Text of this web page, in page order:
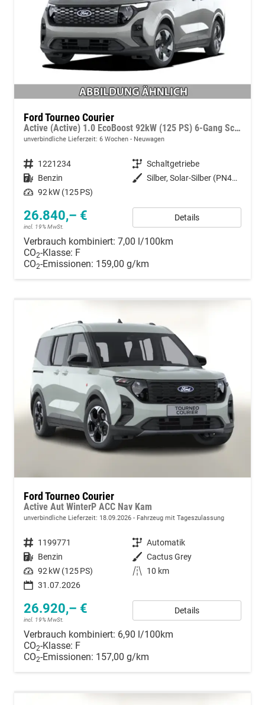
Ford Tourneo Courier
Active (Active) 1.0 EcoBoost 92kW (125 PS) 6-Gang Schaltgetriebe
unverbindliche Lieferzeit: 6 Wochen Neuwagen
Fahrzeugnummer 1221234 Getriebe Schaltgetriebe
Kraftstoff Benzin Außenfarbe
Silber, Solar-Silber (PN4HS0)
Leistung 92 kW (125 PS)
26.840,– €
incl. 19% MwSt.
Details
Verbrauch kombiniert: 7,00 l/100km
CO2-Klasse: F
CO2-Emissionen: 159,00 g/km
Ford Tourneo Courier
Active Aut WinterP ACC Nav Kam
unverbindliche Lieferzeit: 18.09.2026 Fahrzeug mit Tageszulassung
Fahrzeugnummer 1199771 Getriebe Automatik
Kraftstoff Benzin Außenfarbe Cactus Grey
Leistung 92 kW (125 PS) Kilometerstand
10 km
31.07.2026
26.920,– €
incl. 19% MwSt.
Details
Verbrauch kombiniert: 6,90 l/100km
CO2-Klasse: F
CO2-Emissionen: 157,00 g/km